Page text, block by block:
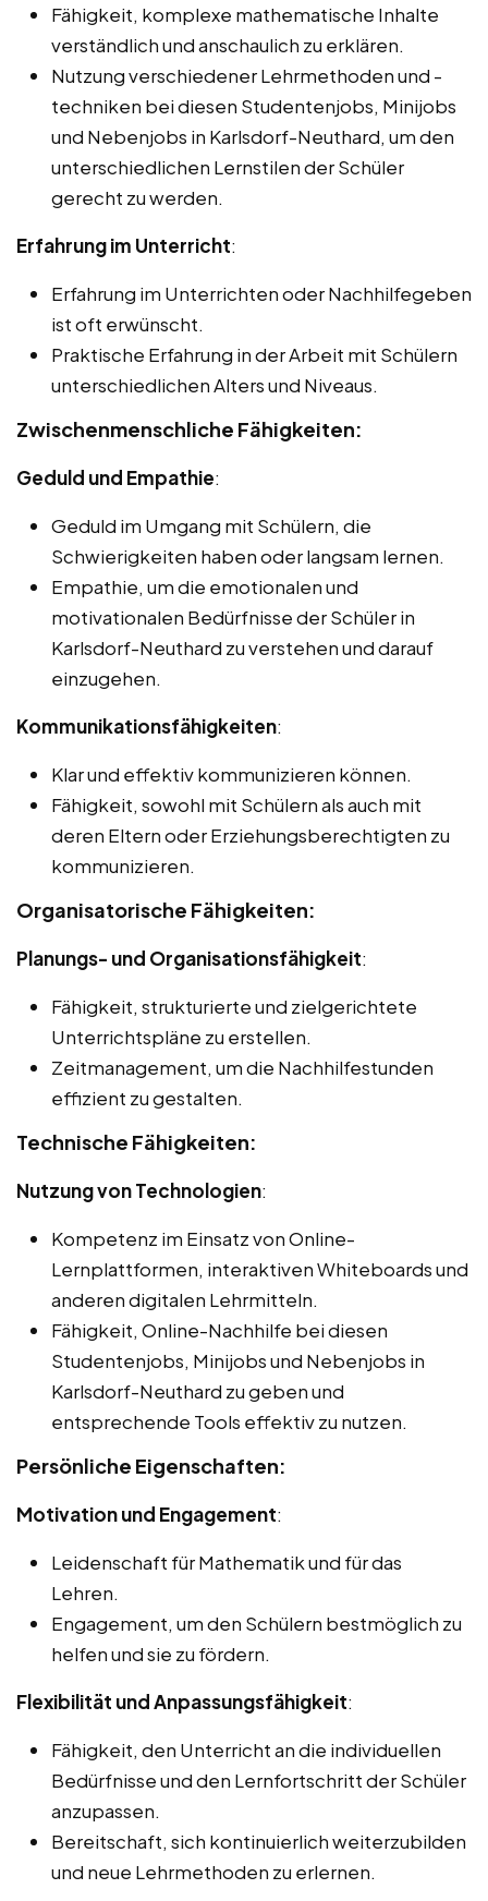
Fähigkeit, komplexe mathematische Inhalte
verständlich und anschaulich zu erklären.
Nutzung verschiedener Lehrmethoden und -
techniken bei diesen Studentenjobs, Minijobs
und Nebenjobs in Karlsdorf-Neuthard, um den
unterschiedlichen Lernstilen der Schüler
gerecht zu werden.
Erfahrung im Unterricht:
Erfahrung im Unterrichten oder Nachhilfegeben
ist oft erwünscht.
Praktische Erfahrung in der Arbeit mit Schülern
unterschiedlichen Alters und Niveaus.
Zwischenmenschliche Fähigkeiten:
Geduld und Empathie:
Geduld im Umgang mit Schülern, die
Schwierigkeiten haben oder langsam lernen.
Empathie, um die emotionalen und
motivationalen Bedürfnisse der Schüler in
Karlsdorf-Neuthard zu verstehen und darauf
einzugehen.
Kommunikationsfähigkeiten:
Klar und effektiv kommunizieren können.
Fähigkeit, sowohl mit Schülern als auch mit
deren Eltern oder Erziehungsberechtigten zu
kommunizieren.
Organisatorische Fähigkeiten:
Planungs- und Organisationsfähigkeit:
Fähigkeit, strukturierte und zielgerichtete
Unterrichtspläne zu erstellen.
Zeitmanagement, um die Nachhilfestunden
effizient zu gestalten.
Technische Fähigkeiten:
Nutzung von Technologien:
Kompetenz im Einsatz von Online-
Lernplattformen, interaktiven Whiteboards und
anderen digitalen Lehrmitteln.
Fähigkeit, Online-Nachhilfe bei diesen
Studentenjobs, Minijobs und Nebenjobs in
Karlsdorf-Neuthard zu geben und
entsprechende Tools effektiv zu nutzen.
Persönliche Eigenschaften:
Motivation und Engagement:
Leidenschaft für Mathematik und für das
Lehren.
Engagement, um den Schülern bestmöglich zu
helfen und sie zu fördern.
Flexibilität und Anpassungsfähigkeit:
Fähigkeit, den Unterricht an die individuellen
Bedürfnisse und den Lernfortschritt der Schüler
anzupassen.
Bereitschaft, sich kontinuierlich weiterzubilden
und neue Lehrmethoden zu erlernen.